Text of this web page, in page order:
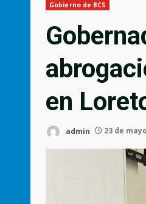
Gobierno de BCS
en
admin 23 de